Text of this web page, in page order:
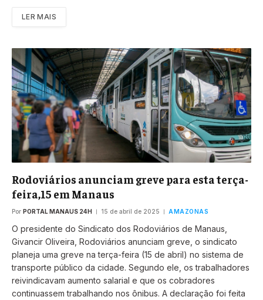
LER MAIS
Rodoviários anunciam greve para esta terça-
feira,15 em Manaus
Por PORTAL MANAUS 24H 15 de abril de 2025 AMAZONAS
O presidente do Sindicato dos Rodoviários de Manaus,
Givancir Oliveira, Rodoviários anunciam greve, o sindicato
planeja uma greve na terça-feira (15 de abril) no sistema de
transporte público da cidade. Segundo ele, os trabalhadores
reivindicavam aumento salarial e que os cobradores
continuassem trabalhando nos ônibus. A declaração foi feita